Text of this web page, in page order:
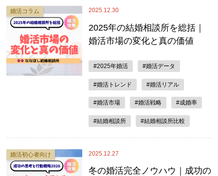
2025.12.30
婚活コラム
2025年の結婚相談所を総括｜
婚活市場の変化と真の価値
#2025年婚活 #婚活データ
#婚活トレンド #婚活リアル
#婚活市場 #婚活戦略 #成婚率
#結婚相談所 #結婚相談所比較
2025.12.27
婚活初心者向け
冬の婚活完全ノウハウ｜成功の